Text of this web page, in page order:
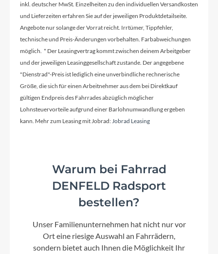
Schaltwerk
Rohloff14G Speedhub
Rahmenmaterial
Kurbelgarnitur
FSA CK-745 A/IS 170mm
inkl. deutscher MwSt. Einzelheiten zu den individuellen Versandkosten
und Lieferzeiten erfahren Sie auf der jeweiligen Produktdetailseite.
Angebote nur solange der Vorrat reicht. Irrtümer, Tippfehler,
technische und Preis-Änderungen vorbehalten. Farbabweichungen
möglich. * Der Leasingvertrag kommt zwischen deinem Arbeitgeber
und der jeweiligen Leasinggesellschaft zustande. Der angegebene
"Dienstrad"-Preis ist lediglich eine unverbindliche rechnerische
Größe, die sich für einen Arbeitnehmer aus dem bei Direktkauf
gültigen Endpreis des Fahrrades abzüglich möglicher
Lohnsteuervorteile aufgrund einer Barlohnumwandlung ergeben
kann. Mehr zum Leasing mit Jobrad:Jobrad Leasing
Warum bei Fahrrad
DENFELD Radsport
bestellen?
Unser Familienunternehmen hat nicht nur vor
Ort eine riesige Auswahl an Fahrrädern,
sondern bietet auch Ihnen die Möglichkeit Ihr